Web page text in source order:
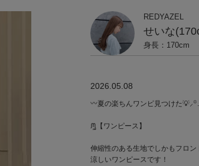
2026.05.08
REDYAZEL
せいな
身長：170cm
〰︎夏の楽ちんワンピ見つけた
ᙏ̤̫͚【ワンピース】
伸縮性のある生地でしかもフロ
涼しいワンピースです！